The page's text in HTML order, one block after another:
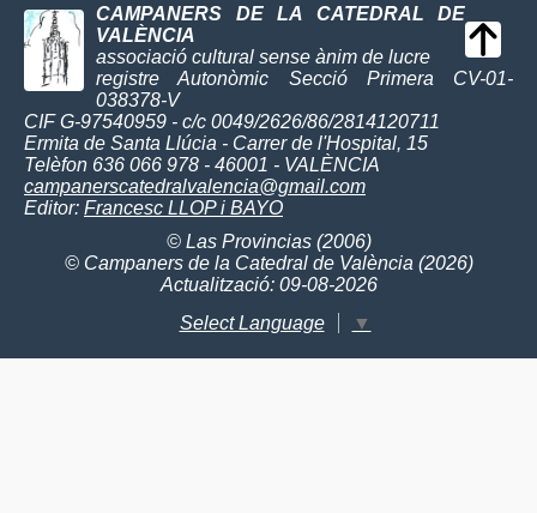
CAMPANERS DE LA CATEDRAL DE
VALÈNCIA
associació cultural sense ànim de lucre
registre Autonòmic Secció Primera CV-01-
038378-V
CIF G-97540959 - c/c 0049/2626/86/2814120711
Ermita de Santa Llúcia - Carrer de l'Hospital, 15
Telèfon 636 066 978 - 46001 - VALÈNCIA
campanerscatedralvalencia@gmail.com
Editor: Francesc LLOP i BAYO
© Las Provincias (2006)
© Campaners de la Catedral de València (2026)
Actualització: 09-08-2026
Select Language
▼